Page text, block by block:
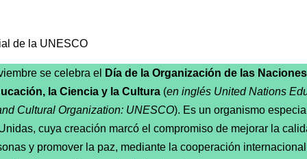
de la UNESCO
se celebra el
Día de la Organización de las
la Ciencia y la Cultura (en inglés United Nations
Cultural Organization: UNESCO). Es un organismo
cuya creación marcó el compromiso de mejorar la
y promover la paz, mediante la cooperación